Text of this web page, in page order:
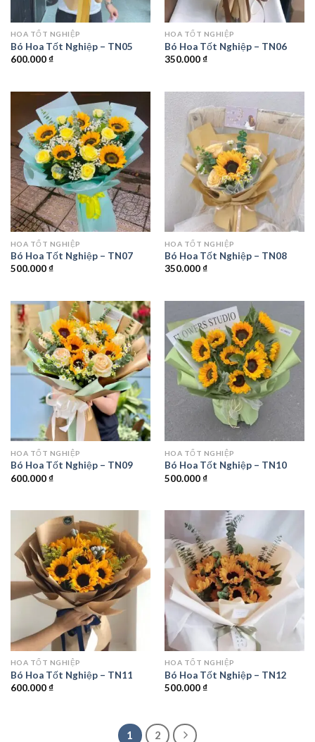
HOA TỐT NGHIỆP
Bó Hoa Tốt Nghiệp – TN05
600.000₫
HOA TỐT NGHIỆP
Bó Hoa Tốt Nghiệp – TN06
350.000₫
HOA TỐT NGHIỆP
Bó Hoa Tốt Nghiệp – TN07
500.000₫
HOA TỐT NGHIỆP
Bó Hoa Tốt Nghiệp – TN08
350.000₫
HOA TỐT NGHIỆP
Bó Hoa Tốt Nghiệp – TN09
600.000₫
HOA TỐT NGHIỆP
Bó Hoa Tốt Nghiệp – TN10
500.000₫
HOA TỐT NGHIỆP
Bó Hoa Tốt Nghiệp – TN11
600.000₫
HOA TỐT NGHIỆP
Bó Hoa Tốt Nghiệp – TN12
500.000₫
1 2